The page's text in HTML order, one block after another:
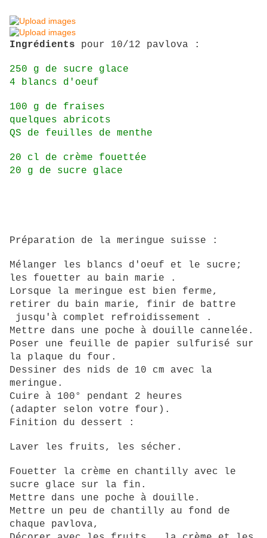
Ingrédients pour 10/12 pavlova :
250 g de sucre glace
4 blancs d'oeuf
100 g de fraises
quelques abricots
QS de feuilles de menthe
20 cl de crème fouettée
20 g de sucre glace
Préparation de la meringue suisse :
Mélanger les blancs d'oeuf et le sucre;
les fouetter au bain marie .
Lorsque la meringue est bien ferme,
retirer du bain marie, finir de battre
jusqu'à complet
refroidissement .
Mettre dans une poche à douille cannelée.
Poser une feuille de papier sulfurisé sur
la plaque du four.
Dessiner des nids de 10 cm avec la
meringue.
Cuire à 100° pendant 2 heures
(adapter selon votre four).
Finition du dessert :
Laver les fruits, les sécher.
Fouetter la crème en chantilly avec le
sucre glace sur la fin.
Mettre dans une poche à douille.
Mettre un peu de chantilly au fond de
chaque pavlova,